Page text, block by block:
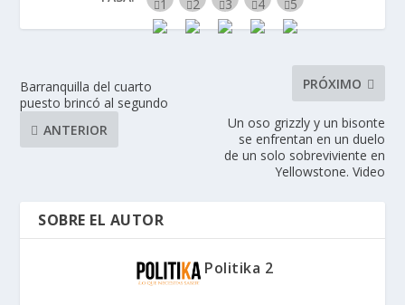
Barranquilla del cuarto
puesto brincó al segundo
ANTERIOR
PRÓXIMO
Un oso grizzly y un bisonte
se enfrentan en un duelo
de un solo sobreviviente en
Yellowstone. Video
SOBRE EL AUTOR
Politika 2